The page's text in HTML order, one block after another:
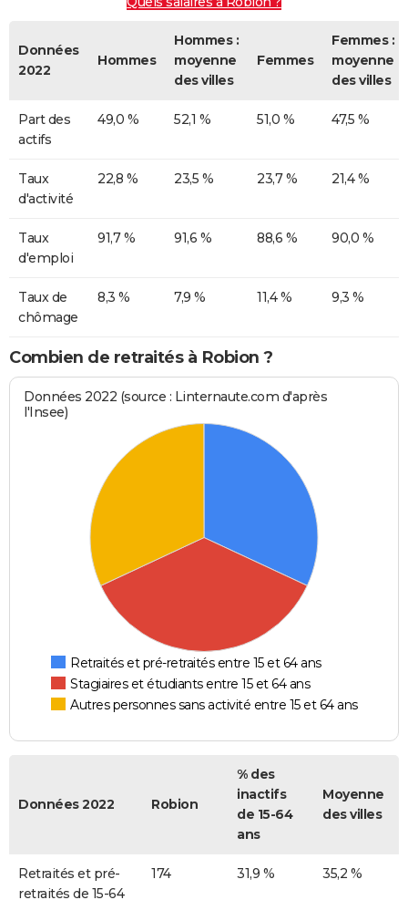
Données
2022
Hommes
Hommes :
moyenne
des villes
Femmes
Femmes :
moyenne
des villes
Part des
actifs
49,0 % 52,1 % 51,0 % 47,5 %
Taux
d'activité
22,8 % 23,5 % 23,7 % 21,4 %
Taux
d'emploi
91,7 % 91,6 % 88,6 % 90,0 %
Taux de
chômage
8,3 % 7,9 % 11,4 % 9,3 %
Combien de retraités à Robion ?
Données 2022 (source : Linternaute.com d'après
l'Insee)
Retraités et pré-retraités entre 15 et 64 ans
Stagiaires et étudiants entre 15 et 64 ans
Autres personnes sans activité entre 15 et 64 ans
Données 2022 Robion
% des
inactifs
de 15-64
ans
Moyenne
des villes
Retraités et pré-
retraités de 15-64
174 31,9 % 35,2 %